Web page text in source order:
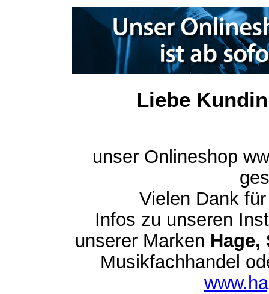
Liebe
unser Onlineshop
Vielen Dank
Infos zu unseren
unserer Marken Hage,
Musikfachhandel